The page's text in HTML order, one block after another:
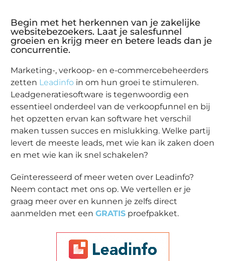
Begin met het herkennen van je zakelijke
websitebezoekers. Laat je salesfunnel
groeien en krijg meer en betere leads dan je
concurrentie.
Marketing-, verkoop- en e-commercebeheerders
zetten Leadinfo in om hun groei te stimuleren.
Leadgeneratiesoftware is tegenwoordig een
essentieel onderdeel van de verkoopfunnel en bij
het opzetten ervan kan software het verschil
maken tussen succes en mislukking. Welke partij
levert de meeste leads, met wie kan ik zaken doen
en met wie kan ik snel schakelen?
Geïnteresseerd of meer weten over Leadinfo?
Neem contact met ons op. We vertellen er je
graag meer over en kunnen je zelfs direct
aanmelden met een GRATIS proefpakket.